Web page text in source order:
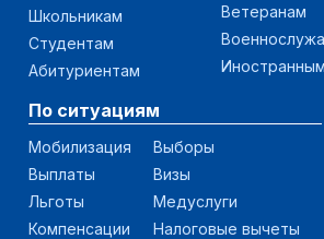
Школьникам
Студентам
Абитуриентам
Ветеранам
По ситуациям
Мобилизация
Выплаты
Льготы
Компенсации
Выборы
Визы
Медуслуги
Налоговые вычеты